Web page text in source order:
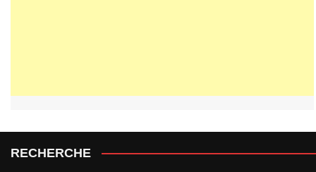
RECHERCHE